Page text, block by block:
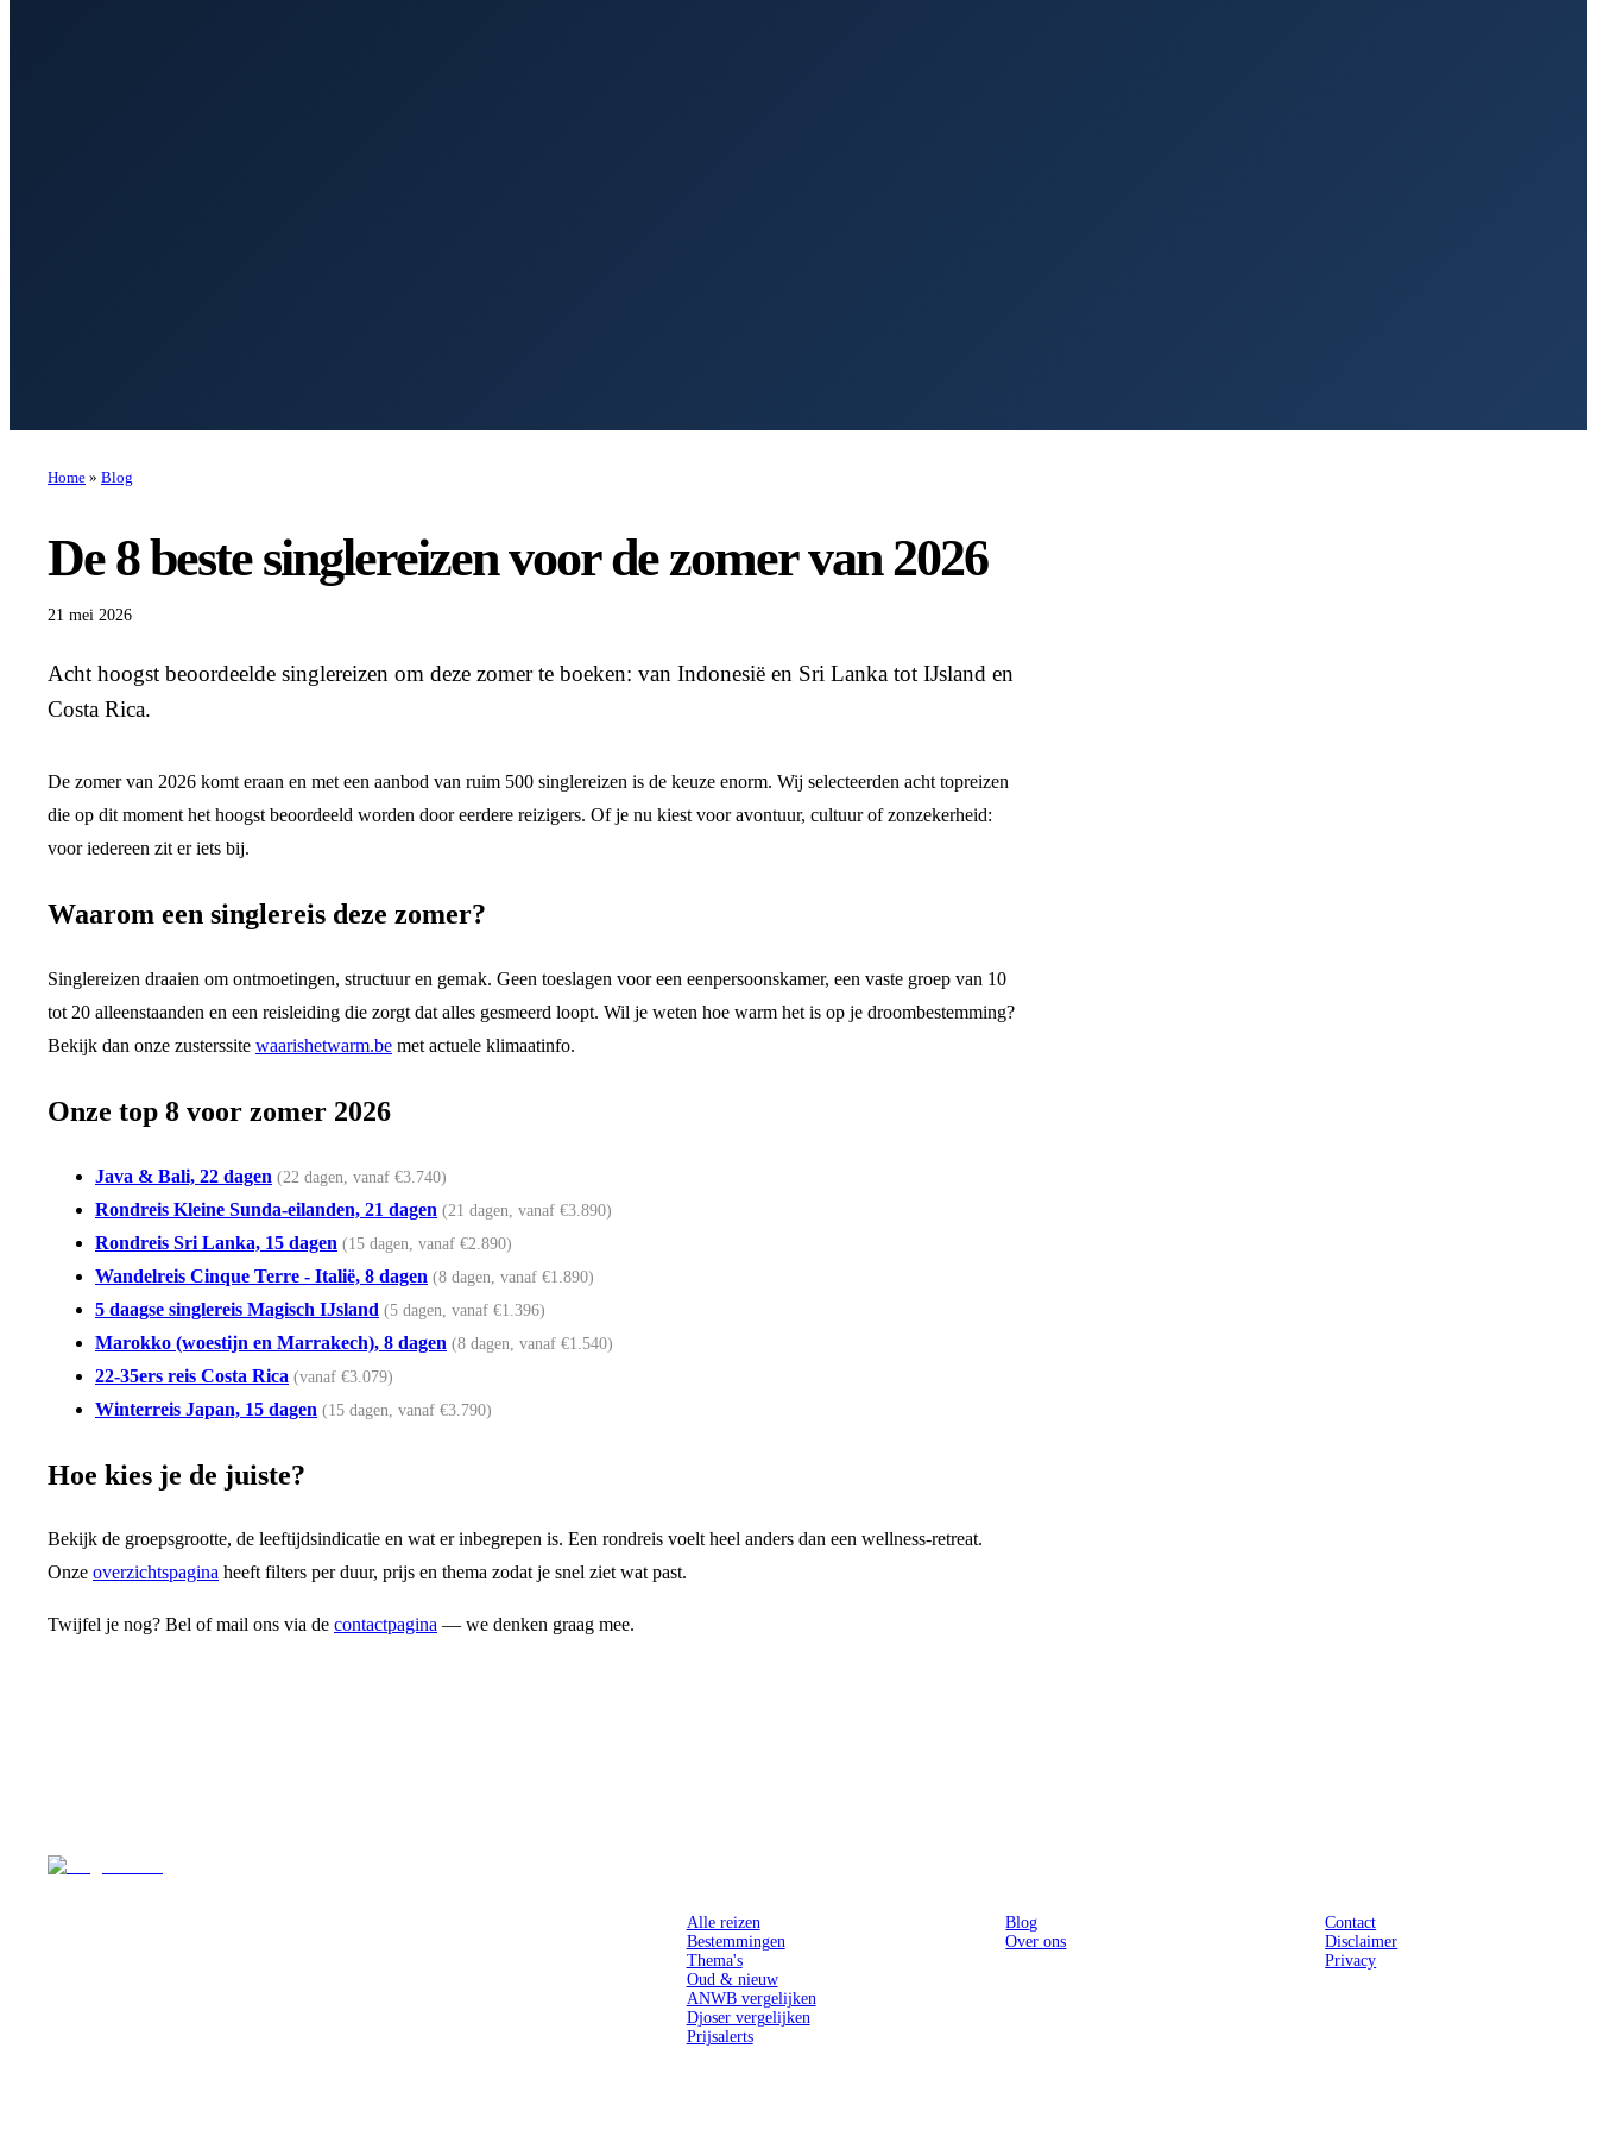
Home » Blog
De 8 beste singlereizen voor de zomer van 2026
21 mei 2026
Acht hoogst beoordeelde singlereizen om deze zomer te boeken: van Indonesië en Sri Lanka tot IJsland en
Costa Rica.
De zomer van 2026 komt eraan en met een aanbod van ruim 500 singlereizen is de keuze enorm. Wij selecteerden acht topreizen
die op dit moment het hoogst beoordeeld worden door eerdere reizigers. Of je nu kiest voor avontuur, cultuur of zonzekerheid:
voor iedereen zit er iets bij.
Waarom een singlereis deze zomer?
Singlereizen draaien om ontmoetingen, structuur en gemak. Geen toeslagen voor een eenpersoonskamer, een vaste groep van 10
tot 20 alleenstaanden en een reisleiding die zorgt dat alles gesmeerd loopt. Wil je weten hoe warm het is op je droombestemming?
Bekijk dan onze zusterssite waarishetwarm.be met actuele klimaatinfo.
Onze top 8 voor zomer 2026
Java & Bali, 22 dagen (22 dagen, vanaf €3.740)
Rondreis Kleine Sunda-eilanden, 21 dagen (21 dagen, vanaf €3.890)
Rondreis Sri Lanka, 15 dagen (15 dagen, vanaf €2.890)
Wandelreis Cinque Terre - Italië, 8 dagen (8 dagen, vanaf €1.890)
5 daagse singlereis Magisch IJsland (5 dagen, vanaf €1.396)
Marokko (woestijn en Marrakech), 8 dagen (8 dagen, vanaf €1.540)
22-35ers reis Costa Rica (vanaf €3.079)
Winterreis Japan, 15 dagen (15 dagen, vanaf €3.790)
Hoe kies je de juiste?
Bekijk de groepsgrootte, de leeftijdsindicatie en wat er inbegrepen is. Een rondreis voelt heel anders dan een wellness-retreat.
Onze overzichtspagina heeft filters per duur, prijs en thema zodat je snel ziet wat past.
Twijfel je nog? Bel of mail ons via de contactpagina — we denken graag mee.
Alle reizen
Bestemmingen
Thema's
Oud & nieuw
ANWB vergelijken
Djoser vergelijken
Prijsalerts
Blog
Over ons
Contact
Disclaimer
Privacy